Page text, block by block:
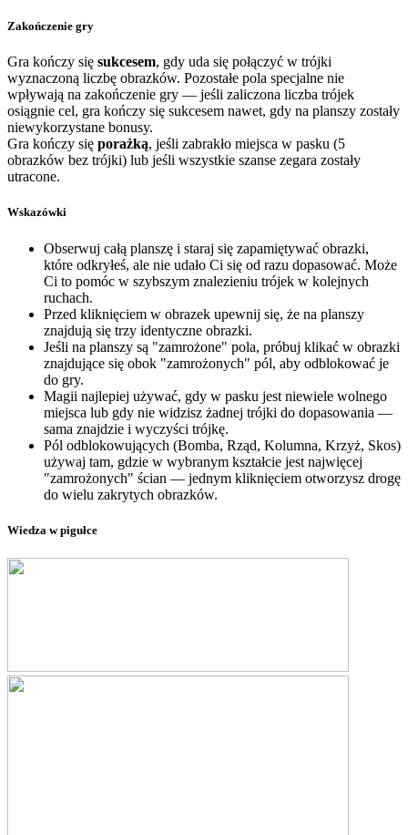
Zakończenie gry
Gra kończy się sukcesem, gdy uda się połączyć w trójki
wyznaczoną liczbę obrazków. Pozostałe pola specjalne nie
wpływają na zakończenie gry — jeśli zaliczona liczba trójek
osiągnie cel, gra kończy się sukcesem nawet, gdy na planszy zostały
niewykorzystane bonusy.
Gra kończy się porażką, jeśli zabrakło miejsca w pasku (5
obrazków bez trójki) lub jeśli wszystkie szanse zegara zostały
utracone.
Wskazówki
Obserwuj całą planszę i staraj się zapamiętywać obrazki,
które odkryłeś, ale nie udało Ci się od razu dopasować. Może
Ci to pomóc w szybszym znalezieniu trójek w kolejnych
ruchach.
Przed kliknięciem w obrazek upewnij się, że na planszy
znajdują się trzy identyczne obrazki.
Jeśli na planszy są "zamrożone" pola, próbuj klikać w obrazki
znajdujące się obok "zamrożonych" pól, aby odblokować je
do gry.
Magii najlepiej używać, gdy w pasku jest niewiele wolnego
miejsca lub gdy nie widzisz żadnej trójki do dopasowania —
sama znajdzie i wyczyści trójkę.
Pól odblokowujących (Bomba, Rząd, Kolumna, Krzyż, Skos)
używaj tam, gdzie w wybranym kształcie jest najwięcej
"zamrożonych" ścian — jednym kliknięciem otworzysz drogę
do wielu zakrytych obrazków.
Wiedza w pigułce